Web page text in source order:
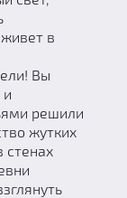
в
Вы
решили
жутких
стенах